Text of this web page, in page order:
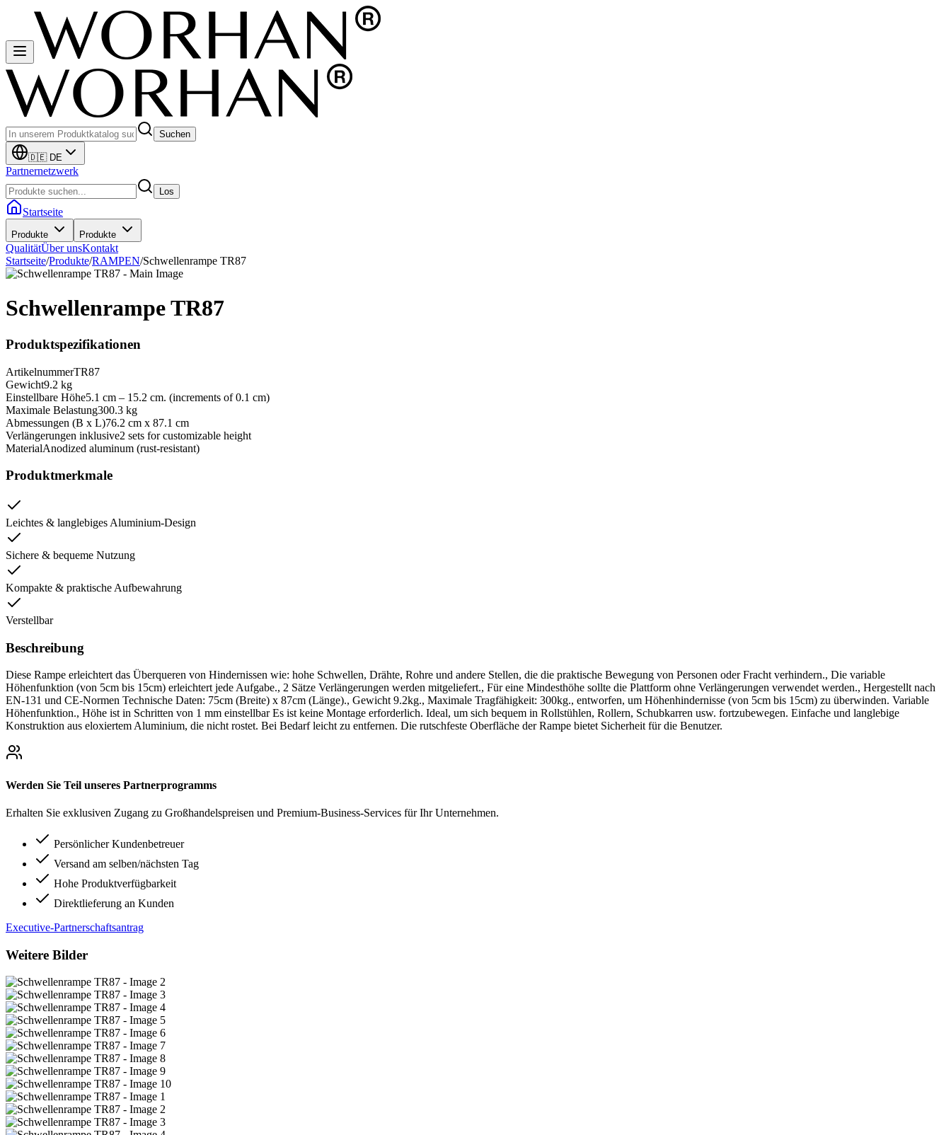
Suchen
🇩🇪 DE
Partnernetzwerk
Los
Startseite
Produkte Produkte
QualitätÜber unsKontakt
Startseite/Produkte/RAMPEN/Schwellenrampe TR87
Schwellenrampe TR87
Produktspezifikationen
ArtikelnummerTR87
Gewicht9.2 kg
Einstellbare Höhe5.1 cm – 15.2 cm. (increments of 0.1 cm)
Maximale Belastung300.3 kg
Abmessungen (B x L)76.2 cm x 87.1 cm
Verlängerungen inklusive2 sets for customizable height
MaterialAnodized aluminum (rust-resistant)
Produktmerkmale
Leichtes & langlebiges Aluminium-Design
Sichere & bequeme Nutzung
Kompakte & praktische Aufbewahrung
Verstellbar
Beschreibung
Diese Rampe erleichtert das Überqueren von Hindernissen wie: hohe Schwellen, Drähte, Rohre und andere Stellen, die die praktische Bewegung von Personen oder Fracht verhindern., Die variable
Höhenfunktion (von 5cm bis 15cm) erleichtert jede Aufgabe., 2 Sätze Verlängerungen werden mitgeliefert., Für eine Mindesthöhe sollte die Plattform ohne Verlängerungen verwendet werden., Hergestellt nach
EN-131 und CE-Normen Technische Daten: 75cm (Breite) x 87cm (Länge)., Gewicht 9.2kg., Maximale Tragfähigkeit: 300kg., entworfen, um Höhenhindernisse (von 5cm bis 15cm) zu überwinden. Variable
Höhenfunktion., Höhe ist in Schritten von 1 mm einstellbar Es ist keine Montage erforderlich. Ideal, um sich bequem in Rollstühlen, Rollern, Schubkarren usw. fortzubewegen. Einfache und langlebige
Konstruktion aus eloxiertem Aluminium, die nicht rostet. Bei Bedarf leicht zu entfernen. Die rutschfeste Oberfläche der Rampe bietet Sicherheit für die Benutzer.
Werden Sie Teil unseres Partnerprogramms
Erhalten Sie exklusiven Zugang zu Großhandelspreisen und Premium-Business-Services für Ihr Unternehmen.
Persönlicher Kundenbetreuer
Versand am selben/nächsten Tag
Hohe Produktverfügbarkeit
Direktlieferung an Kunden
Executive-Partnerschaftsantrag
Weitere Bilder